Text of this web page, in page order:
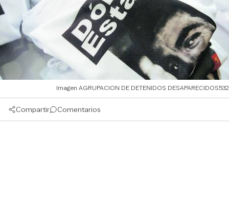
Imagen AGRUPACION DE DETENIDOS DESAPARECIDOS532
Compartir Comentarios